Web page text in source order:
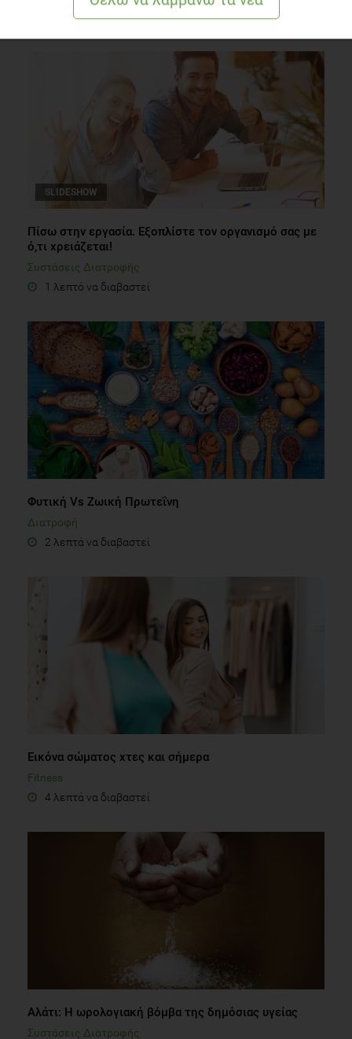
2 λεπτά να διαβαστεί
SLIDESHOW
Πίσω στην εργασία. Εξοπλίστε τον οργανισμό σας με
ό,τι χρειάζεται!
Συστάσεις Διατροφής
1 λεπτό να διαβαστεί
Φυτική Vs Ζωική Πρωτεΐνη
Διατροφή
2 λεπτά να διαβαστεί
Εικόνα σώματος χτες και σήμερα
Fitness
4 λεπτά να διαβαστεί
Αλάτι: H ωρολογιακή βόμβα της δημόσιας υγείας
Συστάσεις Διατροφής